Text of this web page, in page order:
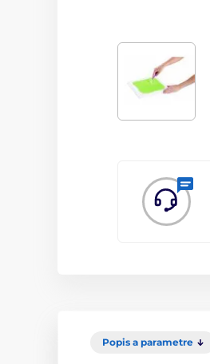
Popis a parametre